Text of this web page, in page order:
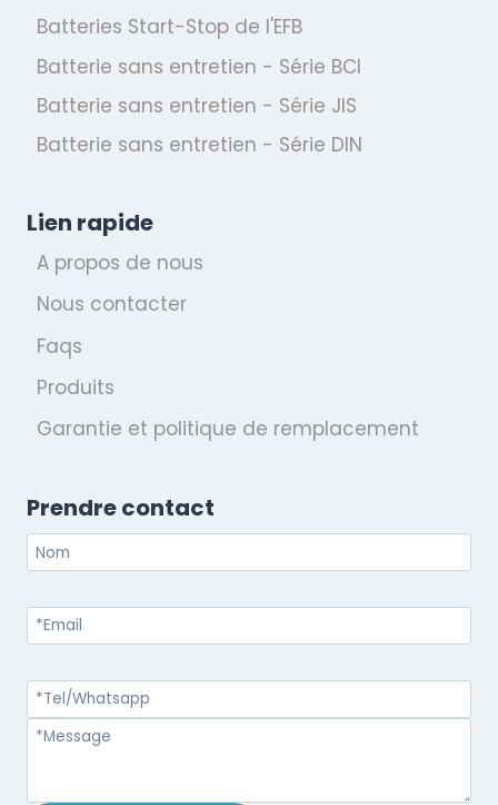
Batteries Start-Stop de l'EFB
Batterie sans entretien - Série BCI
Batterie sans entretien - Série JIS
Batterie sans entretien - Série DIN
Lien rapide
A propos de nous
Nous contacter
Faqs
Produits
Garantie et politique de remplacement
Prendre contact